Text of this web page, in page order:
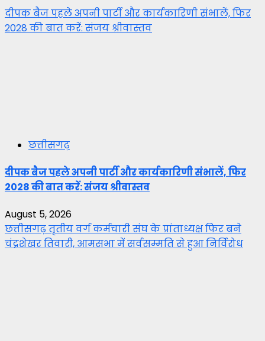
दीपक बैज पहले अपनी पार्टी और कार्यकारिणी संभालें, फिर
2028 की बात करें: संजय श्रीवास्तव
छत्तीसगढ़
दीपक बैज पहले अपनी पार्टी और कार्यकारिणी संभालें, फिर
2028 की बात करें: संजय श्रीवास्तव
August 5, 2026
छत्तीसगढ़ तृतीय वर्ग कर्मचारी संघ के प्रांताध्यक्ष फिर बने
चंद्रशेखर तिवारी, आमसभा में सर्वसम्मति से हुआ निर्विरोध